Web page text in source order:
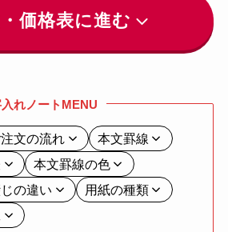
価格表に進む
れノートMENU
文の流れ
本文罫線
本文罫線の色
の違い
用紙の種類